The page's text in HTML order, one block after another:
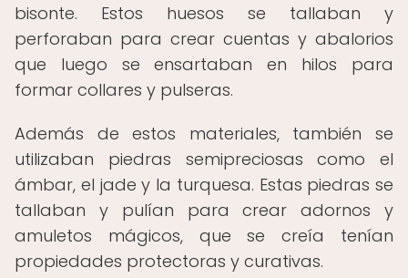
bisonte. Estos huesos se tallaban y
perforaban para crear cuentas y abalorios
que luego se ensartaban en hilos para
formar collares y pulseras.
Además de estos materiales, también se
utilizaban piedras semipreciosas como el
ámbar, el jade y la turquesa. Estas piedras se
tallaban y pulían para crear adornos y
amuletos mágicos, que se creía tenían
propiedades protectoras y curativas.